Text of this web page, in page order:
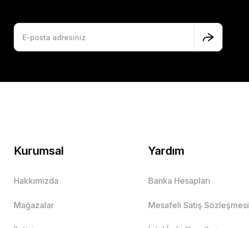
Kurumsal
Hakkımızda
Mağazalar
Yardım
Banka Hesapları
Mesafeli Satış Sözleşmesi